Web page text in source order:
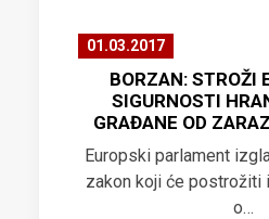
01.03.2017
BORZAN: STROŽI
SIGURNOSTI
GRAĐANE OD
Europski parlament
zakon koji će postrožiti
o…